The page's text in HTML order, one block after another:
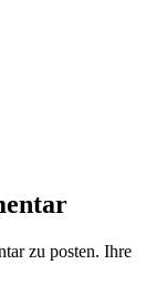
zu posten. Ihre